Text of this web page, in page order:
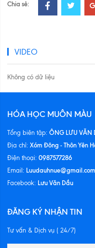
Chia sẻ:
VIDEO
Không có dữ liệu
HÓA HỌC MUÔN MÀU
Tổng biên tập: ÔNG LƯU VĂN
Địa chỉ: Xóm Đông - Thôn Yên
Điện thoại: 0987577286
Email: Luudauhnue@gmail.com
Facebook: Lưu Văn Dầu
ĐĂNG KÝ NHẬN TIN
Tư vấn & Dịch vụ ( 24/7)